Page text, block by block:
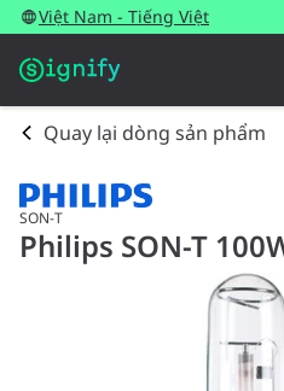
Việt Nam - Tiếng Việt
Quay lại dòng sản phẩm
SON-T
Philips SON-T